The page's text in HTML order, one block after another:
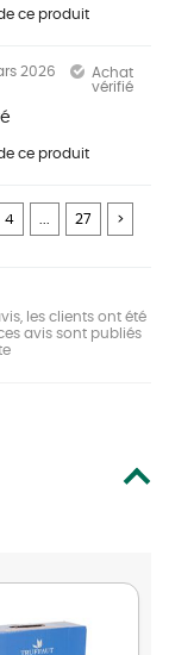
ce produit
2026
Achat
vérifié
ce produit
4 27 >
les clients ont été
avis sont publiés